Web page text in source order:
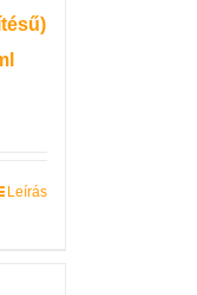
Leírás